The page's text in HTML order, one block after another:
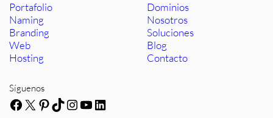
Portafolio
Naming
Branding
Web
Hosting
Dominios
Nosotros
Soluciones
Blog
Contacto
Síguenos
Facebook
X Pinterest
TikTok
Instagram
YouTube
LinkedIn